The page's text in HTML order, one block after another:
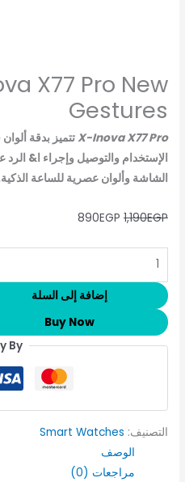
X77 Pro New
Gestures
X-Inova X77 Proتتميز بدقة
الإستخدام والتوصيل وإجراء ا&
الشاشة وألوان عصرية للساعة
1,190EGP
890EGP
إضافة إلى السلة
Buy Now
By
التصنيف: Smart Watches
الوصف
مراجعات (0)